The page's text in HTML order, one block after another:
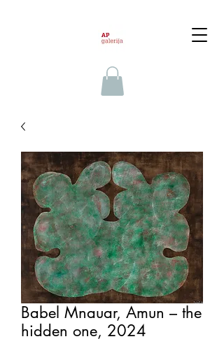
Babel Mnauar, Amun – the
hidden one, 2024